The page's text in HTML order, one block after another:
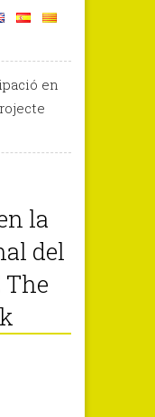
en
la
del
The